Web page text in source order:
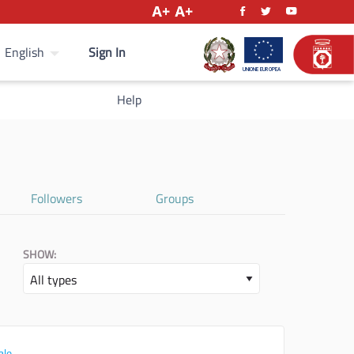
English Sign In
Help
Followers Groups
SHOW: